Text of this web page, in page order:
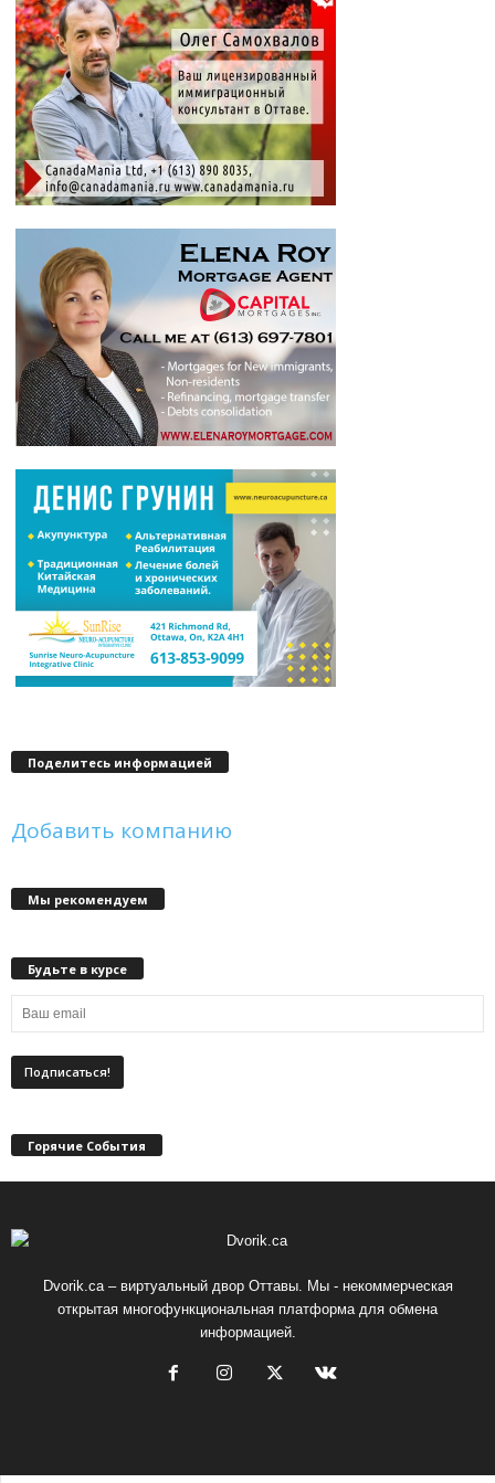
Поделитесь информацией
Добавить компанию
Мы рекомендуем
Будьте в курсе
Горячие События
Dvorik.ca – виртуальный двор Оттавы. Мы - некоммерческая
открытая многофункциональная платформа для обмена
информацией.